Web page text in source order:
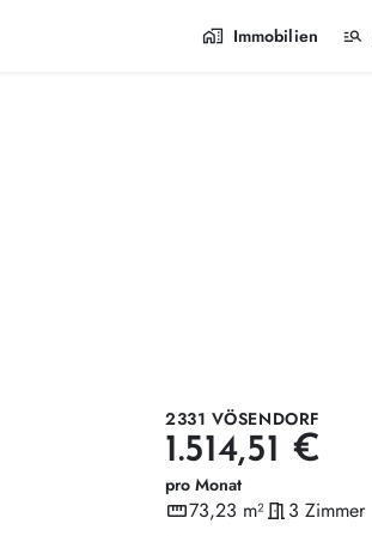
home_work Immobilien manage_search
2331 VÖSENDORF
1.514,51 €
pro Monat
straighten
Wohnfläche
73,23 m²meeting_room
Zimmer
3 Zimmer